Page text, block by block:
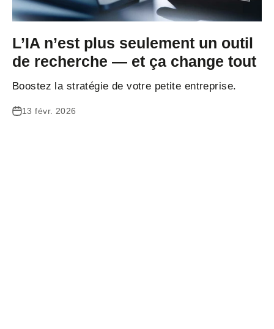
L’IA n’est plus seulement un outil
de recherche — et ça change tout
Boostez la stratégie de votre petite entreprise.
13 févr. 2026